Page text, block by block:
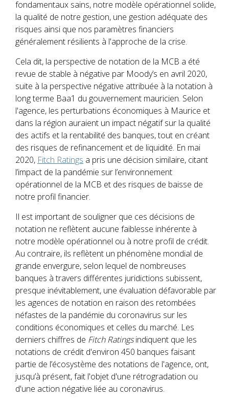
fondamentaux sains, notre modèle opérationnel solide,
la qualité de notre gestion, une gestion adéquate des
risques ainsi que nos paramètres financiers
généralement résilients à l'approche de la crise.
Cela dit, la perspective de notation de la MCB a été
revue de stable à négative par Moody’s en avril 2020,
suite à la perspective négative attribuée à la notation à
long terme Baa1 du gouvernement mauricien. Selon
l'agence, les perturbations économiques à Maurice et
dans la région auraient un impact négatif sur la qualité
des actifs et la rentabilité des banques, tout en créant
des risques de refinancement et de liquidité. En mai
2020, Fitch Ratings a pris une décision similaire, citant
l’impact de la pandémie sur l’environnement
opérationnel de la MCB et des risques de baisse de
notre profil financier.
Il est important de souligner que ces décisions de
notation ne reflètent aucune faiblesse inhérente à
notre modèle opérationnel ou à notre profil de crédit.
Au contraire, ils reflètent un phénomène mondial de
grande envergure, selon lequel de nombreuses
banques à travers différentes juridictions subissent,
presque inévitablement, une évaluation défavorable par
les agences de notation en raison des retombées
néfastes de la pandémie du coronavirus sur les
conditions économiques et celles du marché. Les
derniers chiffres de Fitch Ratingsindiquent que les
notations de crédit d'environ 450 banques faisant
partie de l’écosystème des notations de l'agence, ont,
jusqu’à présent, fait l'objet d'une rétrogradation ou
d'une action négative liée au coronavirus.